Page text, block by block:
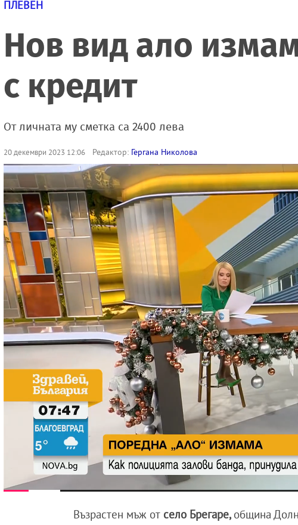
ПЛЕВЕН
Нов вид ало
с кредит
От личната му сметка са 2400 лева
20 декември 2023 12:06 Редактор: Гергана Николова
Възрастен мъж от село Брегаре, община